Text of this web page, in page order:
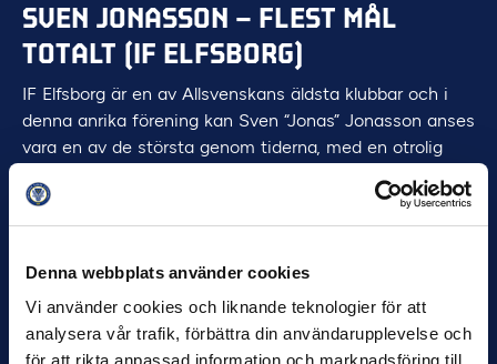
Denna webbplats använder cookies
Vi använder cookies och liknande teknologier för att
analysera vår trafik, förbättra din användarupplevelse och
för att rikta anpassad information och marknadsföring till
SVEN JONASSON – FLEST MÅL
TOTALT (IF ELFSBORG)
IF Elfsborg är en av Allsvenskans äldsta klubbar och i
denna anrika förening kan Sven “Jonas” Jonasson anses
vara en av de största genom tiderna, med en otrolig
11 september 1927 och spelade därefter 410 matcher i
Elfsborgströjan – varav 344 matcher i följd. Den enda
till extra beredskap på grund av andra världskriget.
Men Sven Jonasson är inte bara känd för sin långa
matchsvit, utan lyckades också, på sina 410 matcher,